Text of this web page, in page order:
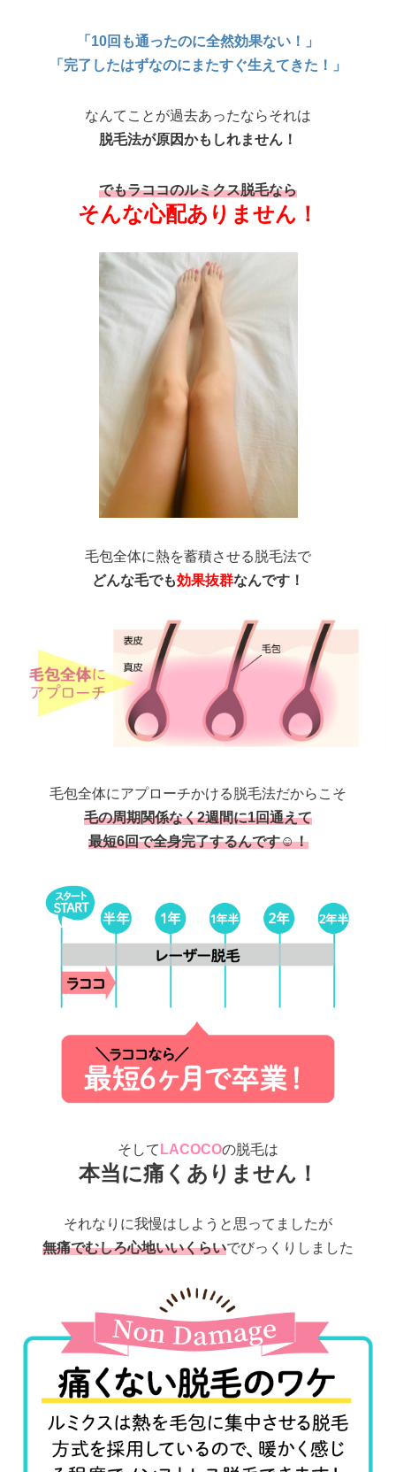
「10回も通ったのに全然効果ない！」
「完了したはずなのにまたすぐ生えてきた！」
なんてことが過去あったならそれは
脱毛法が原因かもしれません！
でもラココのルミクス脱毛なら
そんな心配ありません！
毛包全体に熱を蓄積させる脱毛法で
どんな毛でも効果抜群なんです！
毛包全体にアプローチかける脱毛法だからこそ
毛の周期関係なく2週間に1回通えて
最短6回で全身完了するんです☺！
そして LACOCOの脱毛は
本当に痛くありません！
それなりに我慢はしようと思ってましたが
無痛でむしろ心地いいくらいでびっくりしました